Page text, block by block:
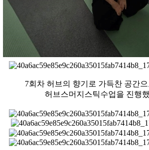
7회차 허브의 향기로 가득찬 공간
허브스머지스틱수업을 진행